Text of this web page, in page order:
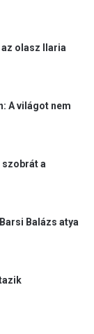
olasz Ilaria
A világot nem
a
Balázs atya